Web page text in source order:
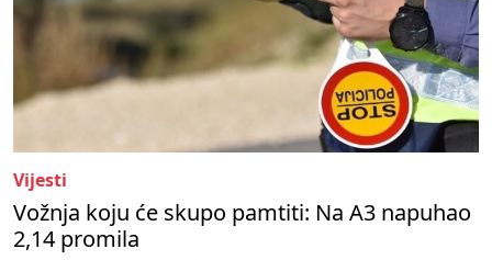
Vijesti
Vožnja koju će skupo pamtiti: Na A3 napuhao
2,14 promila